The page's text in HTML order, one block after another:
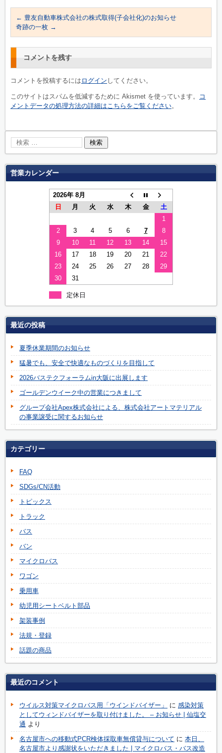
← 豊友自動車株式会社の株式取得(子会社化)のお知らせ
奇跡の一枚 →
コメントを残す
コメントを投稿するには ログイン してください。
このサイトはスパムを低減するために Akismet を使っています。
コ
メントデータの処理方法の詳細はこちらをご覧ください。
営業カレンダー
2026年 8月
日
月 火 水 木 金
土
1
2
3 4 5 6 7
8
9
10 11 12 13 14
15
16
17 18 19 20 21
22
23
24 25 26 27 28
29
30
31
定休日
最近の投稿
夏季休業期間のお知らせ
猛暑でも、安全で快適なものづくりを目指して
2026バステクフォーラムin大阪に出展します
ゴールデンウイーク中の営業につきまして
グループ会社Apex株式会社による、株式会社アートマテリアル
の事業譲受に関するお知らせ
カテゴリー
FAQ
SDGs/CN活動
トピックス
トラック
バス
バン
マイクロバス
ワゴン
乗用車
幼児用シートベルト部品
架装事例
法規・登録
話題の商品
最近のコメント
ウイルス対策マイクロバス用「ウインドバイザー」 に 感染対策
としてウィンドバイザーを取り付けました。 – お知らせ | 仙塩交
通 より
名古屋市への移動式PCR検体採取車無償貸与について に 本日、
名古屋市より感謝状をいただきました | マイクロバス・バス改造